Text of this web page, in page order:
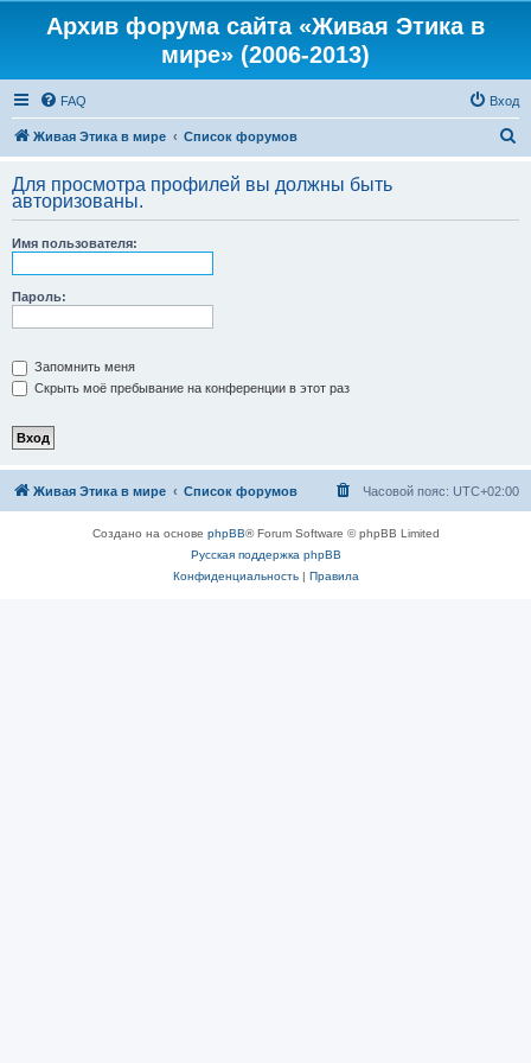
Архив форума сайта «Живая Этика в
мире» (2006-2013)
FAQ Вход
Живая Этика в мире Список форумов
с
Для просмотра профилей вы должны быть
авторизованы.
Имя пользователя:
Пароль:
Запомнить меня
Скрыть моё пребывание на конференции в этот раз
Живая Этика в мире Список форумов Часовой пояс: UTC+02:00
Создано на основе phpBB® Forum Software © phpBB Limited
Русская поддержка phpBB
Конфиденциальность| Правила